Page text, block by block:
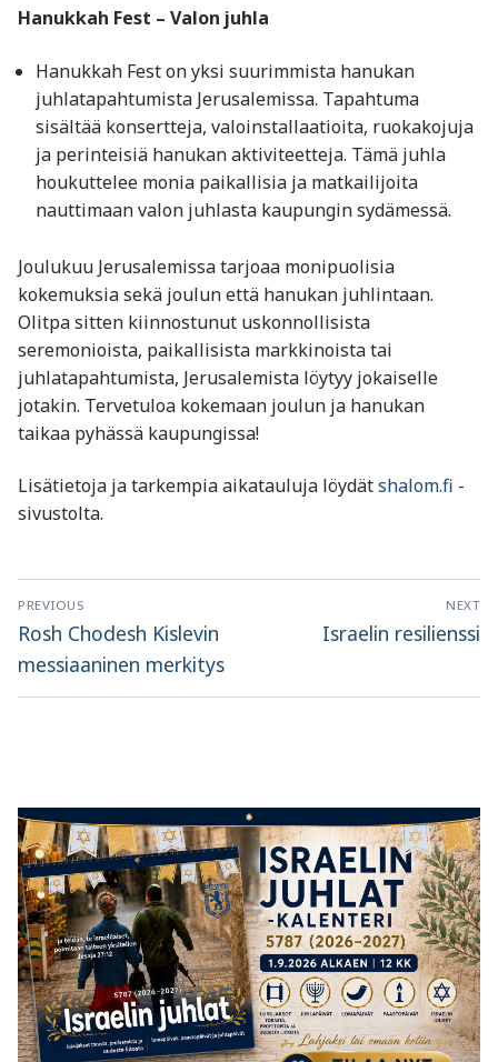
Hanukkah Fest – Valon juhla
Hanukkah Fest on yksi suurimmista hanukan
juhlatapahtumista Jerusalemissa. Tapahtuma
sisältää konsertteja, valoinstallaatioita, ruokakojuja
ja perinteisiä hanukan aktiviteetteja. Tämä juhla
houkuttelee monia paikallisia ja matkailijoita
nauttimaan valon juhlasta kaupungin sydämessä.
Joulukuu Jerusalemissa tarjoaa monipuolisia
kokemuksia sekä joulun että hanukan juhlintaan.
Olitpa sitten kiinnostunut uskonnollisista
seremonioista, paikallisista markkinoista tai
juhlatapahtumista, Jerusalemista löytyy jokaiselle
jotakin. Tervetuloa kokemaan joulun ja hanukan
taikaa pyhässä kaupungissa!
Lisätietoja ja tarkempia aikatauluja löydätshalom.fi -
sivustolta.
Artikkelien
selaus
PREVIOUS
Previous
post:
Rosh Chodesh Kislevin
messiaaninen merkitys
NEXT
Next
Israelin resilienssi